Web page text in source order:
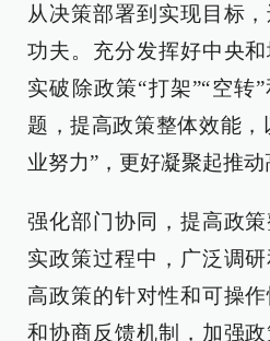
从决策部署到实现目标
功夫。充分发挥好中央
实破除政策“打架”“空转
题，提高政策整体效能，
业努力”，更好凝聚起推动
强化部门协同，提高政
实政策过程中，广泛调
高政策的针对性和可操
和协商反馈机制，加强政